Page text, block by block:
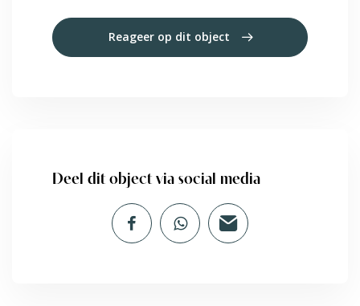
Reageer op dit object
Deel dit object via social media